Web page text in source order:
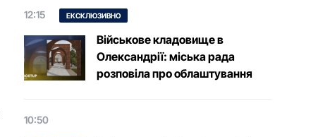
12:15 ЕКСКЛЮЗИВНО
Військове кладовище в
Олександрії: міська рада
розповіла про облаштування
10:50